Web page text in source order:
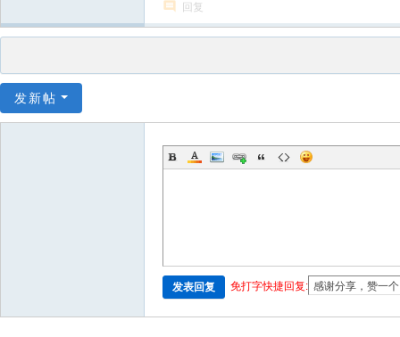
回复
发新帖
发表回复 免打字快捷回复: